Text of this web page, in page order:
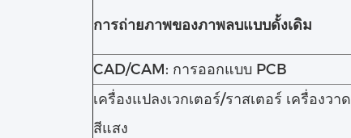
การถ่ายภาพของภาพลบแบบดั้งเดิม
CAD/CAM: การออกแบบ PCB
เครื่องแปลงเวกเตอร์/ราสเตอร์ เครื่องวาด
สีแสง